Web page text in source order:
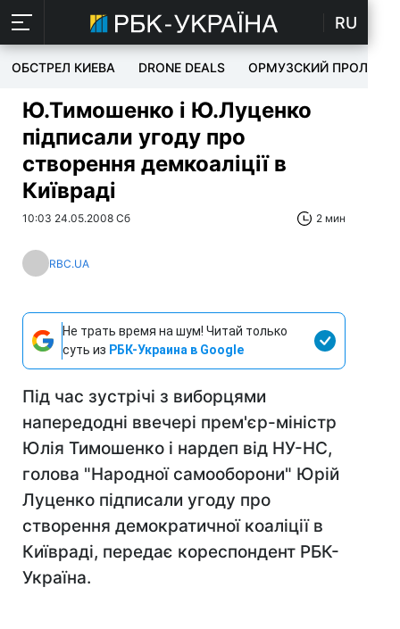
RU
ОБСТРЕЛ КИЕВА DRONE DEALS ОРМУЗСКИЙ ПРОЛИВ
Ю.Тимошенко і Ю.Луценко
підписали угоду про
створення демкоаліції в
Київраді
10:03 24.05.2008 Сб 2 мин
RBC.UA
Не трать время на шум! Читай только
суть из РБК-Украина в Google
Під час зустрічі з виборцями
напередодні ввечері прем'єр-міністр
Юлія Тимошенко і нардеп від НУ-НС,
голова "Народної самооборони" Юрій
Луценко підписали угоду про
створення демократичної коаліції в
Київраді, передає кореспондент РБК-
Україна.